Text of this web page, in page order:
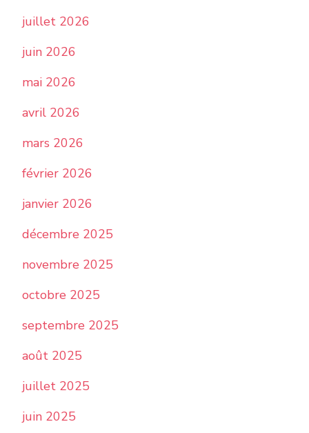
juillet 2026
juin 2026
mai 2026
avril 2026
mars 2026
février 2026
janvier 2026
décembre 2025
novembre 2025
octobre 2025
septembre 2025
août 2025
juillet 2025
juin 2025